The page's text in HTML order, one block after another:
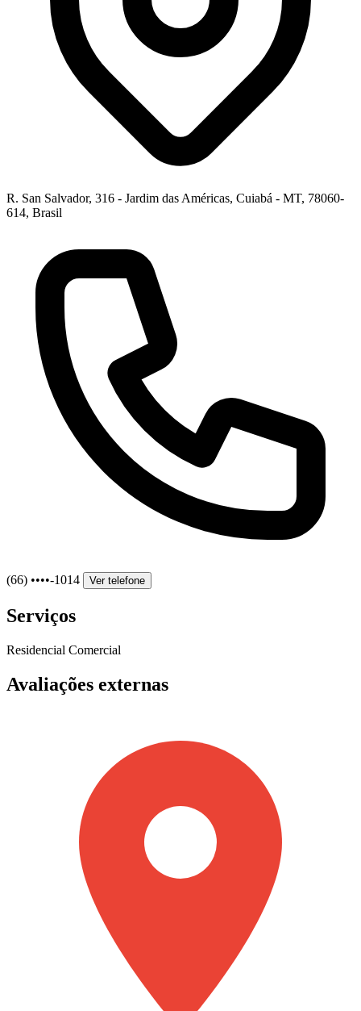
R. San Salvador, 316 - Jardim das Américas, Cuiabá - MT, 78060-
614, Brasil
(66) ••••-1014 Ver telefone
Serviços
Residencial Comercial
Avaliações externas